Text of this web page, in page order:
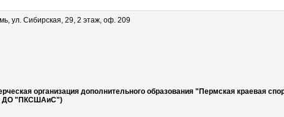
ул. Сибирская, 29, 2 этаж, оф. 209
организация дополнительного образования "Пермская краевая
ДО "ПКСШАиС")